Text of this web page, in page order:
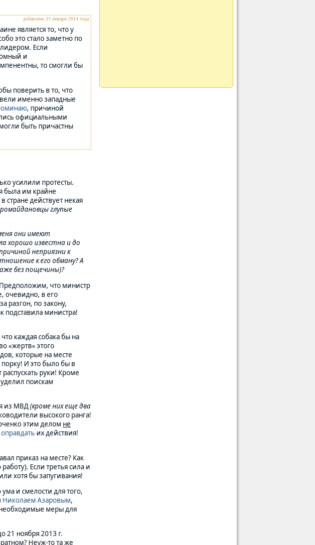
добавлено 21 января 2014 года
является то, что у
это стало заметно по
Если
и
то смогли бы
поверить в то, что
именно западные
, причиной
официальными
быть причастны
усилили протесты.
была им крайне
действует некая
глупые
они имеют
хорошо известна и до
неприязни к
к его обману? А
без пощечины)?
что министр
очевидно, в его
разгон, по закону,
подставила министра!
каждая собака бы на
«жертв» этого
которые на месте
И это было бы в
руки! Кроме
поискам
из МВД(кроме них еще два
высокого ранга!
этим делом не
оправдать их действия!
приказ на месте? Как
Если третья сила и
хотя бы запугивания!
и смелости для того,
Николаем Азаровым,
меры для
21 ноября 2013 г.
Неуж-то та же